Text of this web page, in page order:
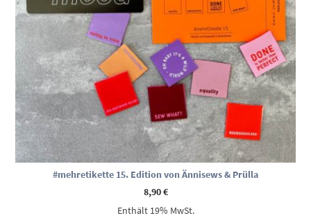
#mehretikette 15. Edition von Ännisews & Prülla
8,90€
Enthält 19% MwSt.